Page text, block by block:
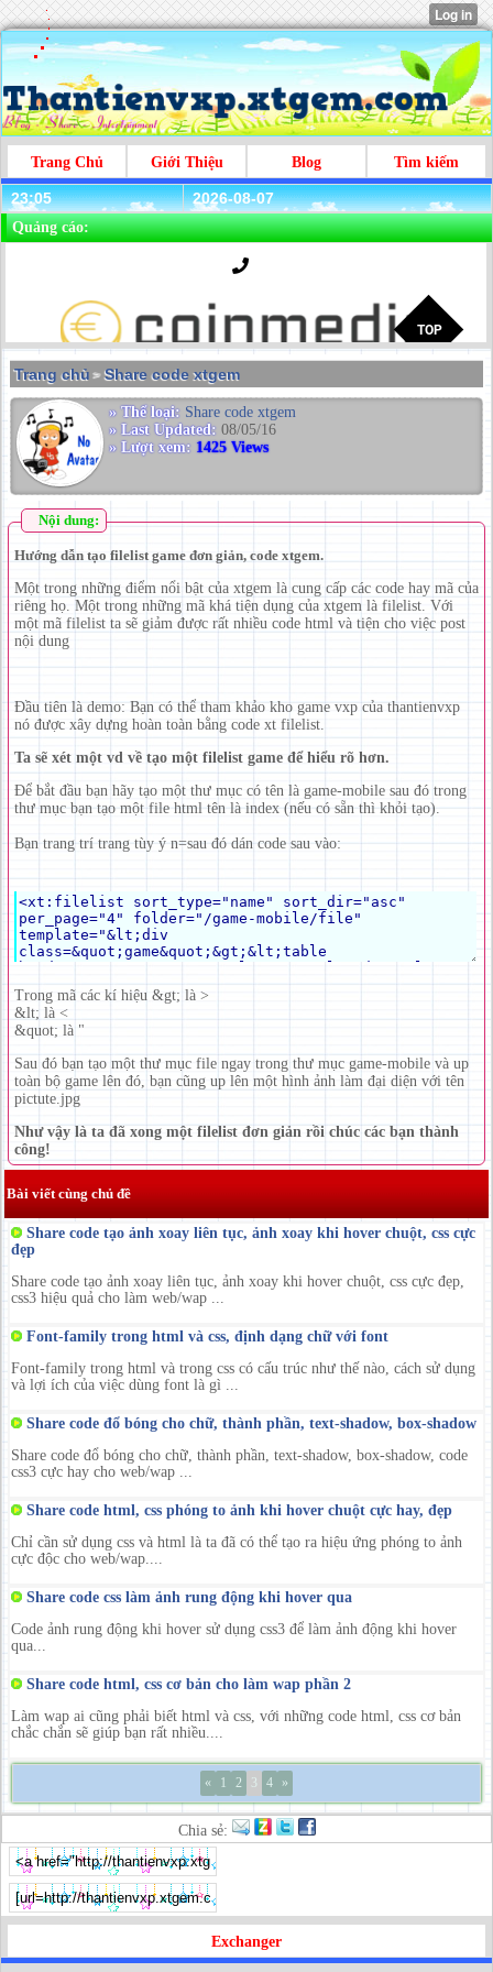
Trang Chủ Giới Thiệu Blog Tìm kiếm
23:05 2026-08-07
Quảng cáo:
Trang chủ >Share code xtgem
» Thể loại: Share code xtgem
» Last Updated: 08/05/16
» Lượt xem: 1425 Views
Nội dung:
Hướng dẫn tạo filelist game đơn giản, code xtgem.
Một trong những điểm nổi bật của xtgem là cung cấp các code hay mã của
riêng họ. Một trong những mã khá tiện dụng của xtgem là filelist. Với
một mã filelist ta sẽ giảm được rất nhiều code html và tiện cho việc post
nội dung
Đầu tiên là demo: Bạn có thể tham khảo kho game vxp của thantienvxp
nó được xây dựng hoàn toàn bằng code xt filelist.
Ta sẽ xét một vd về tạo một filelist game để hiểu rõ hơn.
Để bắt đầu bạn hãy tạo một thư mục có tên là game-mobile sau đó trong
thư mục bạn tạo một file html tên là index (nếu có sẵn thì khỏi tạo).
Bạn trang trí trang tùy ý n=sau đó dán code sau vào:
Trong mã các kí hiệu &gt; là >
&lt; là <
&quot; là "
Sau đó bạn tạo một thư mục file ngay trong thư mục game-mobile và up
toàn bộ game lên đó, bạn cũng up lên một hình ảnh làm đại diện với tên
pictute.jpg
Như vậy là ta đã xong một filelist đơn giản rồi chúc các bạn thành
công!
Bài viết cùng chủ đề
Share code tạo ảnh xoay liên tục, ảnh xoay khi hover chuột, css cực
đẹp
Share code tạo ảnh xoay liên tục, ảnh xoay khi hover chuột, css cực đẹp,
css3 hiệu quả cho làm web/wap ...
Font-family trong html và css, định dạng chữ với font
Font-family trong html và trong css có cấu trúc như thế nào, cách sử dụng
và lợi ích của việc dùng font là gì ...
Share code đổ bóng cho chữ, thành phần, text-shadow, box-shadow
Share code đổ bóng cho chữ, thành phần, text-shadow, box-shadow, code
css3 cực hay cho web/wap ...
Share code html, css phóng to ảnh khi hover chuột cực hay, đẹp
Chỉ cần sử dụng css và html là ta đã có thể tạo ra hiệu ứng phóng to ảnh
cực độc cho web/wap....
Share code css làm ảnh rung động khi hover qua
Code ảnh rung động khi hover sử dụng css3 để làm ảnh động khi hover
qua...
Share code html, css cơ bản cho làm wap phần 2
Làm wap ai cũng phải biết html và css, với những code html, css cơ bản
chắc chắn sẽ giúp bạn rất nhiều....
« 1 2 3 4 »
Chia sẻ:
Exchanger